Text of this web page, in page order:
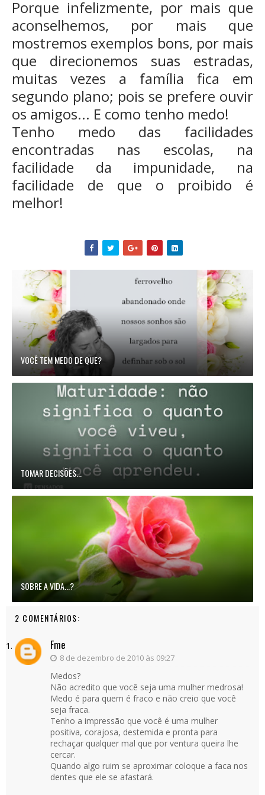
Porque infelizmente, por mais que
aconselhemos, por mais que
mostremos exemplos bons, por mais
que direcionemos suas estradas,
muitas vezes a família fica em
segundo plano; pois se prefere ouvir
os amigos... E como tenho medo!
Tenho medo das facilidades
encontradas nas escolas, na
facilidade da impunidade, na
facilidade de que o proibido é
melhor!
VOCÊ TEM MEDO DE QUE?
TOMAR DECISÕES...
SOBRE A VIDA...?
2 COMENTÁRIOS:
Fme
8 de dezembro de 2010 às 09:27
Medos?
Não acredito que você seja uma mulher medrosa!
Medo é para quem é fraco e não creio que você
seja fraca.
Tenho a impressão que você é uma mulher
positiva, corajosa, destemida e pronta para
rechaçar qualquer mal que por ventura queira lhe
cercar.
Quando algo ruim se aproximar coloque a faca nos
dentes que ele se afastará.